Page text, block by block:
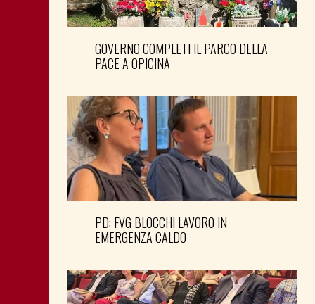
GOVERNO COMPLETI IL PARCO DELLA
PACE A OPICINA
PD: FVG BLOCCHI LAVORO IN
EMERGENZA CALDO